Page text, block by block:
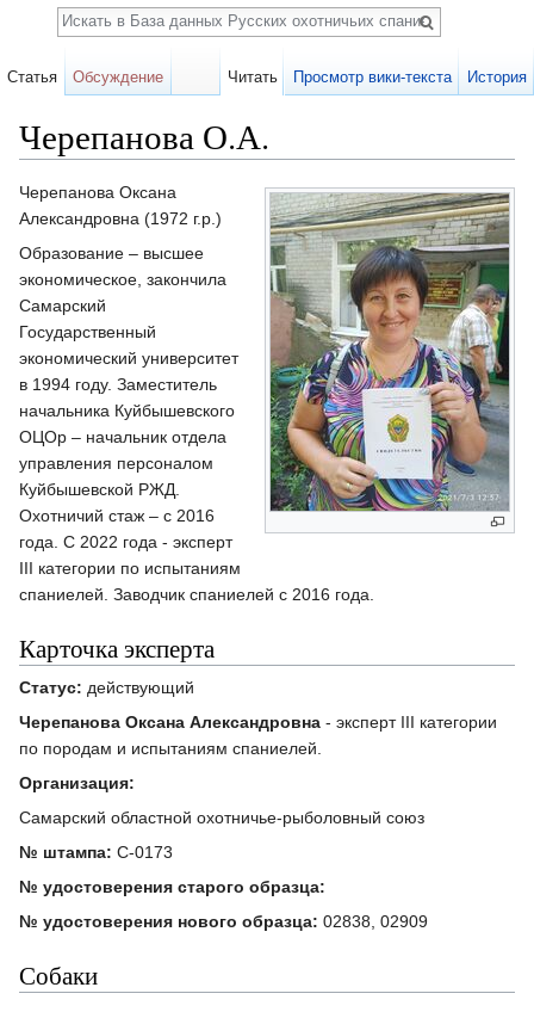
Черепанова О.А.
Черепанова Оксана
Александровна (1972 г.р.)
Образование – высшее
экономическое, закончила
Самарский
Государственный
экономический университет
в 1994 году. Заместитель
начальника Куйбышевского
ОЦОр – начальник отдела
управления персоналом
Куйбышевской РЖД.
Охотничий стаж – с 2016
года. С 2022 года - эксперт
III категории по испытаниям
спаниелей. Заводчик спаниелей с 2016 года.
Карточка эксперта
Статус: действующий
Черепанова Оксана Александровна - эксперт III категории
по породам и испытаниям спаниелей.
Организация:
Самарский областной охотничье-рыболовный союз
№ штампа: С-0173
№ удостоверения старого образца:
№ удостоверения нового образца: 02838, 02909
Собаки
Статья Обсуждение Читать Просмотр вики-текста История
Поиск